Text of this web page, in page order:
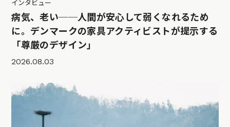
インタビュー
病気、老い──人間が安心して弱くなれるため
に。デンマークの家具アクティビストが提示する
「尊厳のデザイン」
2026.08.03